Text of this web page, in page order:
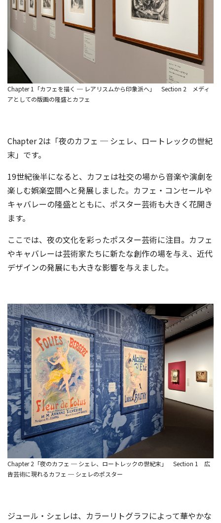
Chapter 1「カフェを描く ─ レアリスムから印象派へ」 Section 2 メディ
アとしての版画の隆盛とカフェ
Chapter 2は「夜のカフェ ─ シェレ、ロートレックの世紀
末」です。
19世紀後半になると、カフェは社交の場から音楽や演劇を
楽しむ娯楽空間へと発展しました。カフェ・コンセールや
キャバレーの隆盛とともに、ポスター芸術も大きく花開き
ます。
ここでは、夜の文化を彩ったポスター芸術に注目。カフェ
やキャバレーは芸術家たちに新たな創作の場を与え、近代
デザインの発展にも大きな影響を与えました。
Chapter 2「夜のカフェ ─ シェレ、ロートレックの世紀末」 Section 1 広
告芸術に現れるカフェ ─ シェレのポスター
ジュール・シェレは、カラーリトグラフによって華やかな